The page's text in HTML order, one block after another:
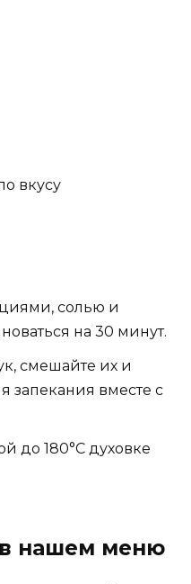
вкусу
солью и
на 30 минут.
смешайте их и
запекания вместе с
до 180°C духовке
нашем меню